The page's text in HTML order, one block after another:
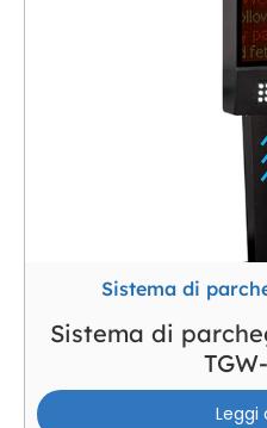
pagamento del
Sistema di
Sistema di
Leggi